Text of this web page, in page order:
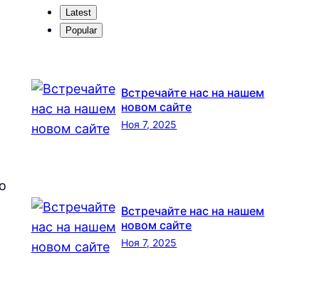
Latest
Popular
Встречайте нас на нашем
новом сайте
Ноя 7, 2025
Встречайте нас на нашем
новом сайте
Ноя 7, 2025